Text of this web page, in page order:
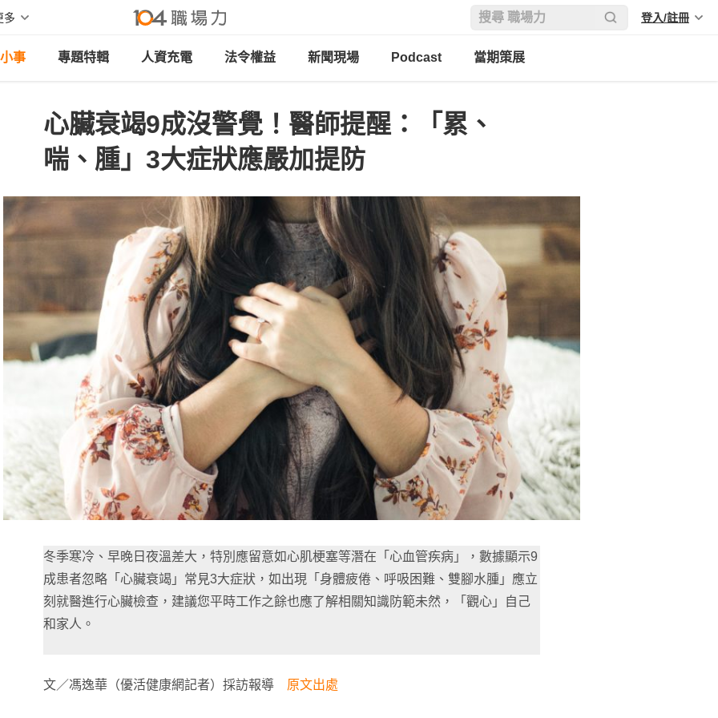
多 登入/註冊
事 專題特輯 人資充電 法令權益 新聞現場 Podcast 當期策展
心臟衰竭9成沒警覺！醫師提醒：「累、
喘、腫」3大症狀應嚴加提防
冬季寒冷、早晚日夜溫差大，特別應留意如心肌梗塞等潛在「心血管疾病」，數據顯示9
成患者忽略「心臟衰竭」常見3大症狀，如出現「身體疲倦、呼吸困難、雙腳水腫」應立
刻就醫進行心臟檢查，建議您平時工作之餘也應了解相關知識防範未然，「觀心」自己
和家人。
文／馮逸華（優活健康網記者）採訪報導 原文出處